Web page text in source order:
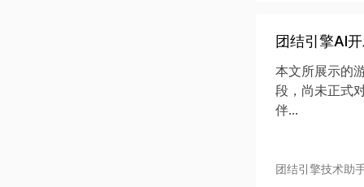
团结引擎AI
本文所展示的
段，尚未正式
伴...
团结引擎技术助